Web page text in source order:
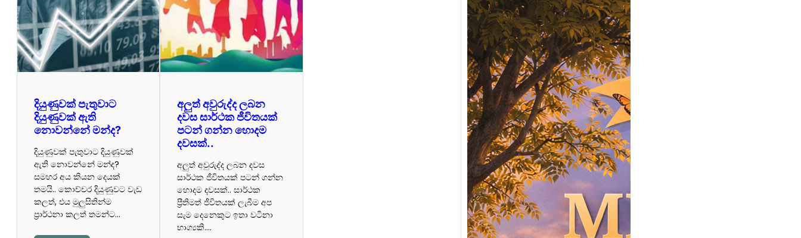
දියුණුවක් පැතුවාට
දියුණුවක් ඇති
නොවන්නේ මන්ද?
දියුණුවක් පැතුවාට දියුණුවක්
ඇති නොවන්නේ මන්ද?
සමහර අය කියන දෙයක්
තමයි.. කොච්චර දියුණුවට වැඩ
කලත්, එය මුලුසිතින්ම
ප්‍රාර්ථනා කලත් තමන්ට…
අලුත් අවුරුද්ද ලබන
දවස සාර්ථක ජීවිතයක්
පටන් ගන්න හොදම
දවසක්..
අලුත් අවුරුද්ද ලබන දවස
සාර්ථක ජීවිතයක් පටන් ගන්න
හොදම දවසක්.. සාර්ථක
ප්‍රීතිමත් ජීවිතයක් ලැබීම අප
සැම දෙනෙකුට ඉතා වටිනා
භාග්‍යකි.…